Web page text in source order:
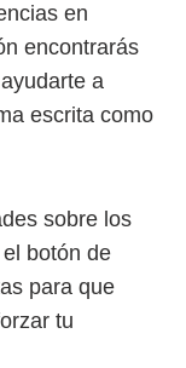
en
encontrarás
a
escrita como
sobre los
botón de
para que
tu